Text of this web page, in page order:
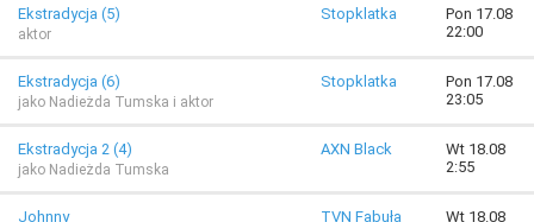
Ekstradycja (5)
aktor
Stopklatka
Pon 17.08
22:00
Ekstradycja (6)
jako Nadieżda Tumska i aktor
Stopklatka
Pon 17.08
23:05
Ekstradycja 2 (4)
jako Nadieżda Tumska
AXN Black
Wt 18.08
2:55
Johnny TVN Fabuła
Wt 18.08